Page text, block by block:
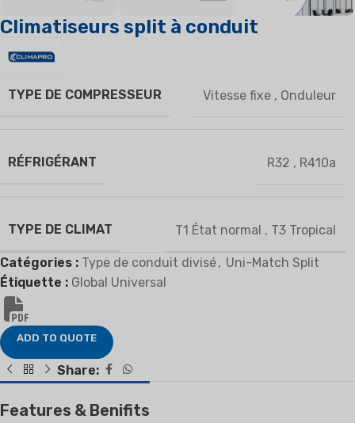
Climatiseurs split à conduit
TYPE DE COMPRESSEUR Vitesse fixe , Onduleur
RÉFRIGÉRANT R32 , R410a
TYPE DE CLIMAT T1 État normal , T3 Tropical
Catégories : Type de conduit divisé, Uni-Match Split
Étiquette : Global Universal
ADD TO QUOTE
Share:
Features & Benifits